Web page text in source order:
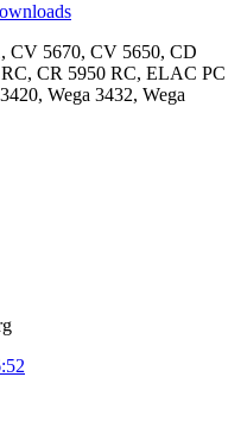
CV 5670, CV 5650, CD
CR 5950 RC, ELAC PC
Wega 3432, Wega